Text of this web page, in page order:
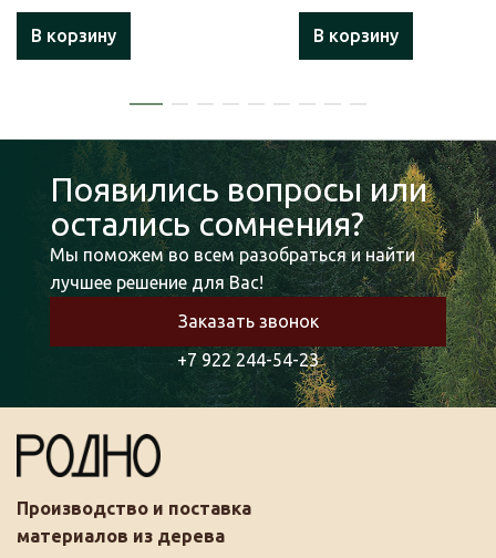
В корзину В корзину
Появились вопросы или
остались сомнения?
Мы поможем во всем разобраться и найти
лучшее решение для Вас!
Заказать звонок
+7 922 244-54-23
Производство и поставка
материалов из дерева